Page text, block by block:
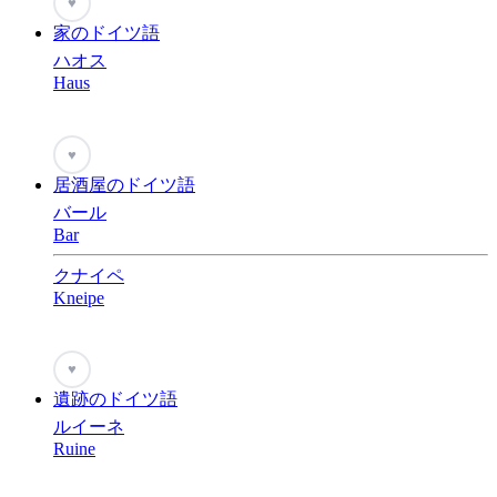
家のドイツ語
ハオス
Haus
♥
居酒屋のドイツ語
バール
Bar
クナイペ
Kneipe
♥
遺跡のドイツ語
ルイーネ
Ruine